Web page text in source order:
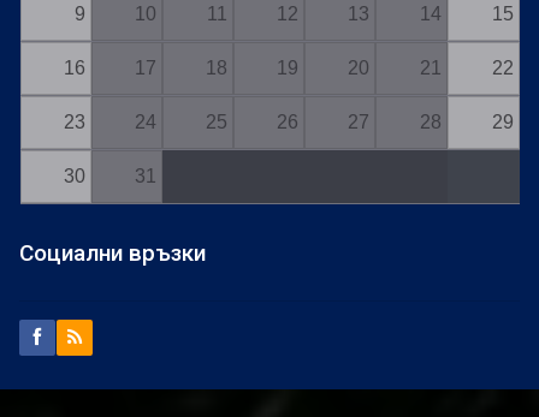
9 10 11 12 13 14 15
16 17 18 19 20 21 22
23 24 25 26 27 28 29
30 31
Социални връзки